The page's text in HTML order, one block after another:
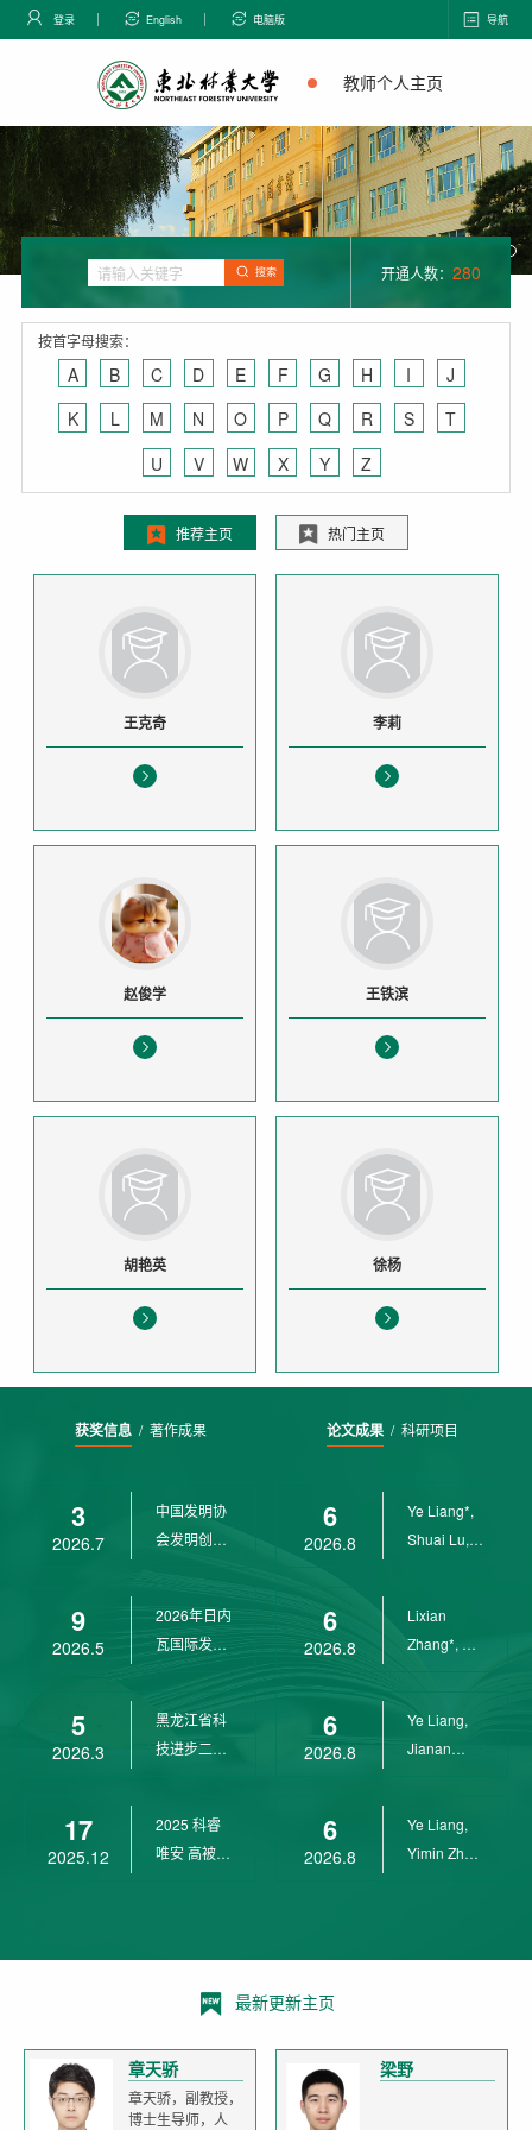
登录 English 电脑版 导航
教师个人主页
搜索 开通人数： 280
按首字母搜索：
A B C D E F G H I
J
K
L M N O P Q R S
T
U
V W X Y Z
推荐主页 热门主页
王克奇 李莉
赵俊学 王铁滨
胡艳英 徐杨
获奖信息/ 著作成果
3
2026.7
中国发明协
会发明创业
9
2026.5
2026年日内
瓦国际发明
5
2026.3
黑龙江省科
技进步二等
17
2025.12
2025 科睿
唯安 高被引
论文成果/ 科研项目
6
2026.8
Ye Liang*,
Shuai Lu,
6
2026.8
Lixian
Zhang*, Ye
6
2026.8
Ye Liang,
Jianan
6
2026.8
Ye Liang,
Yimin Zhu,
最新更新主页
章天骄
章天骄，副教授，
博士生导师，人
梁野